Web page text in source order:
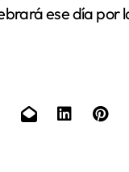
ese día por